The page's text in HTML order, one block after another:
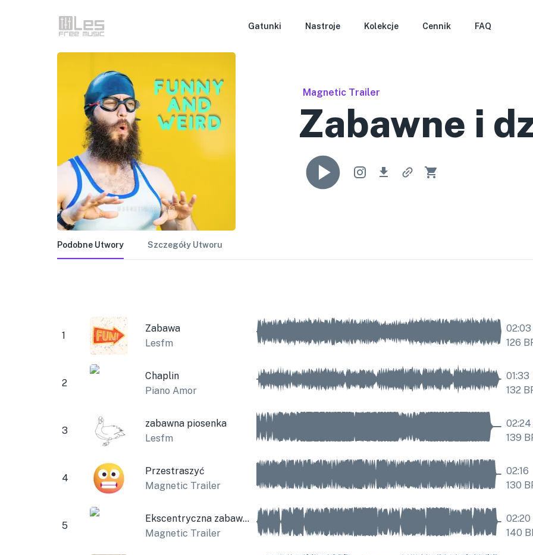
Gatunki Nastroje Kolekcje Cennik FAQ
Magnetic Trailer
Zabawne i
Podobne Utwory Szczegóły Utworu
1
Zabawa
Lesfm
02:03
126
2
Chaplin
Piano Amor
01:33
132
3
zabawna piosenka
Lesfm
02:24
139
4
Przestraszyć
Magnetic Trailer
02:16
130
5
Ekscentryczna zabawna muzyka
Magnetic Trailer
02:20
140